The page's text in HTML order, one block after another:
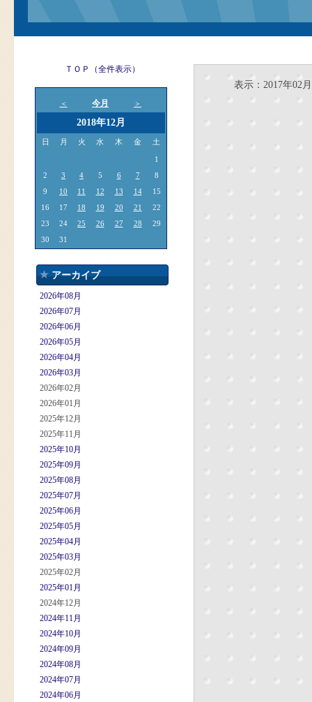
ＴＯＰ（全件表示）
＜ 今月 ＞
2018年12月
日 月 火 水 木 金 土
1
2
3 4 5 6 7
8
9
10 11 12 13 14
15
16
17 18 19 20 21
22
23
24 25 26 27 28
29
30
31
アーカイブ
2026年08月
2026年07月
2026年06月
2026年05月
2026年04月
2026年03月
2026年02月
2026年01月
2025年12月
2025年11月
2025年10月
2025年09月
2025年08月
2025年07月
2025年06月
2025年05月
2025年04月
2025年03月
2025年02月
2025年01月
2024年12月
2024年11月
2024年10月
2024年09月
2024年08月
2024年07月
2024年06月
表示：2017年02月